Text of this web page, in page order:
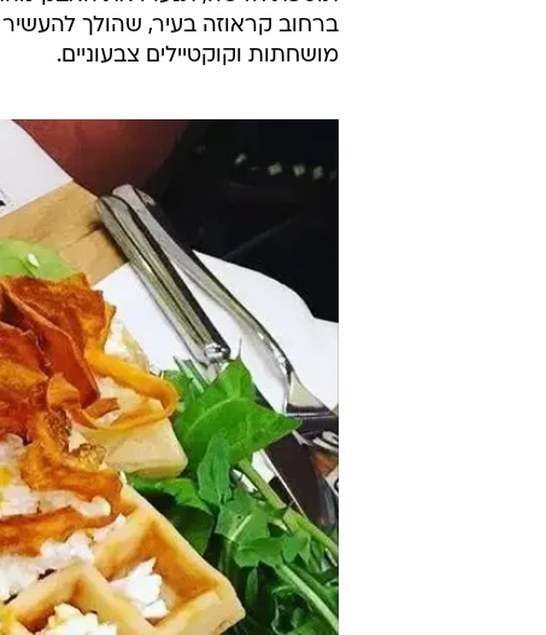
תקופה ארוכה שנתניה, דווקא
שנפתחות בגבולותיה. לפני כמה
הרבה אוזו, ולפני חודש גם נפתחה
תוספת חדשה, תנערו את האבק
ברחוב קראוזה בעיר, שהולך
מושחתות וקוקטיילים צבעוניים.